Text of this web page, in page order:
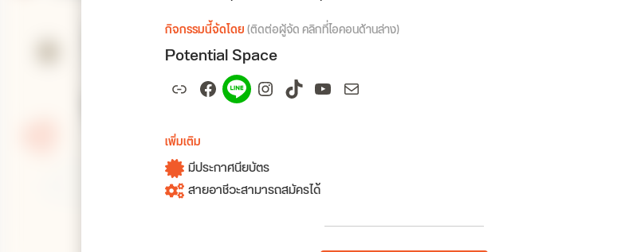
กิจกรรมนี้จัดโดย(ติดต่อผู้จัด คลิกที่ไอคอนด้านล่าง)
Potential Space
LinkFacebook
SpotifyInstagram
TikTokYouTube
Mail
เพิ่มเติม
มีประกาศนียบัตร
สายอาชีวะสามารถสมัครได้